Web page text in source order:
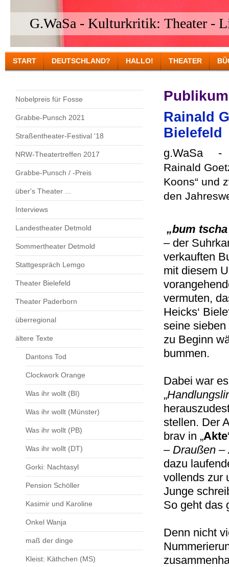
G.WaSa - Kulturkritik: Theater -
START DEUTSCHLAND? HALLO! THEATER
Nobelpreis für Fosse
Grabbe-Punsch 2021
Straßentheater-Festival '18
NRW-Theatertreffen 2017
Grabbe-Punsch / -Preis
über's Theater ...
Interviews
Landestheater Detmold
Sommertheater Detmold
Stattgespräch Lemgo
Theater Bielefeld
Theater Paderborn
überregional
ältere Texte
Dantons Tod
Clockwork Orange
Was ihr wollt (BI)
Was ihr wollt (Münster)
Was ihr wollt (PB)
Was ihr wollt (DT)
Gorki: Nachtasyl
Pension Schöller
Kasimir und Karoline
Onkel Wanja
maß der dinge
Kleist: Käthchen (MS)
Rainald
Bielefeld
g.WaSa
Rainald
Koons“ und
den
„bum
– der
verkauften
mit diesem
vermuten,
Heicks‘
seine
zu Beginn
bummen.
Dabei war
„
stellen. Der
brav in „Akte
– Draußen –
dazu
vollends zur
Junge
So geht das
Denn nicht